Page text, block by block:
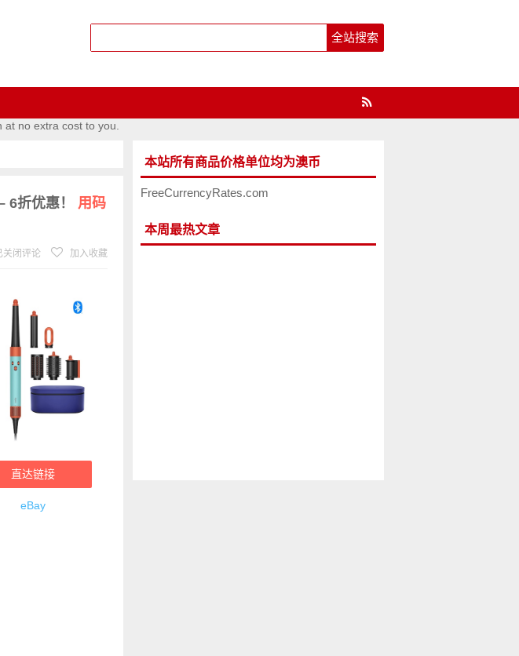
no extra cost to you.
折优惠！
用码
关闭评论 加入收藏
直达链接
eBay
本站所有商品价格单位均为澳币
FreeCurrencyRates.com
本周最热文章